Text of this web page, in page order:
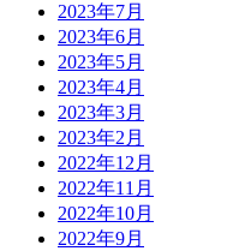
2023年7月
2023年6月
2023年5月
2023年4月
2023年3月
2023年2月
2022年12月
2022年11月
2022年10月
2022年9月